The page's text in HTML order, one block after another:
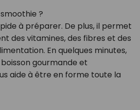
?
à préparer. De plus, il permet
des vitamines, des fibres et des
En quelques minutes,
gourmande et
aide à être en forme toute la